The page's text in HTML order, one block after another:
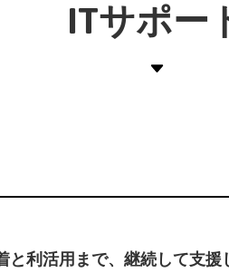
ITサポー
利活用まで、継続して支援